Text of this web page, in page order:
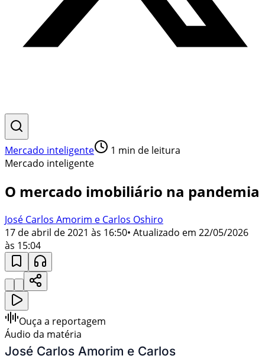
Mercado inteligente 1 min de leitura
Mercado inteligente
O mercado imobiliário na pandemia
José Carlos Amorim e Carlos Oshiro
17 de abril de 2021 às 16:50• Atualizado em 22/05/2026
às 15:04
Ouça a reportagem
Áudio da matéria
José Carlos Amorim e Carlos